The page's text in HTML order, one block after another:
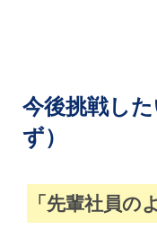
今後挑戦し
ず）
「先輩社員の